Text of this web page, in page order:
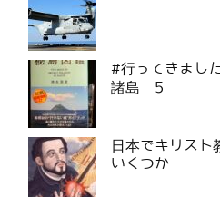
#行ってきまし
諸島 5
日本でキリスト
いくつか